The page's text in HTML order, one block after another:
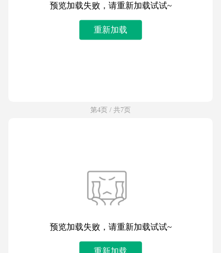
预览加载失败，请重新加载试试~
重新加载
第4页 / 共7页
预览加载失败，请重新加载试试~
重新加载